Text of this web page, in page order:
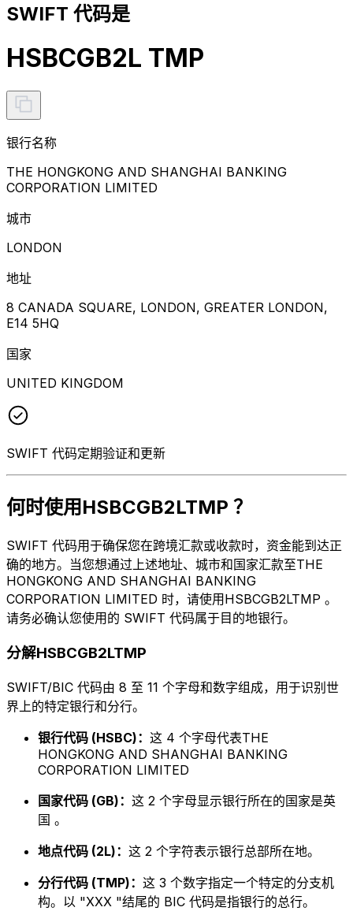
SWIFT 代码是
HSBCGB2L TMP
银行名称
THE HONGKONG AND SHANGHAI BANKING
CORPORATION LIMITED
城市
LONDON
地址
8 CANADA SQUARE, LONDON, GREATER LONDON,
E14 5HQ
国家
UNITED KINGDOM
SWIFT 代码定期验证和更新
何时使用HSBCGB2LTMP ？
SWIFT 代码用于确保您在跨境汇款或收款时，资金能到达正
确的地方。当您想通过上述地址、城市和国家汇款至THE
HONGKONG AND SHANGHAI BANKING
CORPORATION LIMITED 时，请使用HSBCGB2LTMP 。
请务必确认您使用的 SWIFT 代码属于目的地银行。
分解HSBCGB2LTMP
SWIFT/BIC 代码由 8 至 11 个字母和数字组成，用于识别世
界上的特定银行和分行。
银行代码 (HSBC)： 这 4 个字母代表THE
HONGKONG AND SHANGHAI BANKING
CORPORATION LIMITED
国家代码 (GB)： 这 2 个字母显示银行所在的国家是英
国 。
地点代码 (2L)： 这 2 个字符表示银行总部所在地。
分行代码 (TMP)： 这 3 个数字指定一个特定的分支机
构。以 "XXX "结尾的 BIC 代码是指银行的总行。